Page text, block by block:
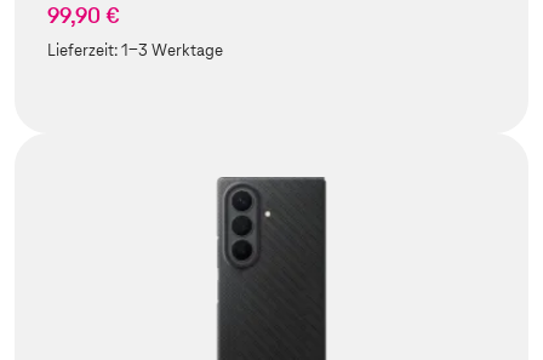
99,90 €
Lieferzeit:1-3 Werktage